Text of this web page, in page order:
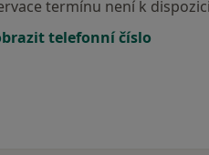
termínu není k dispozici
telefonní číslo